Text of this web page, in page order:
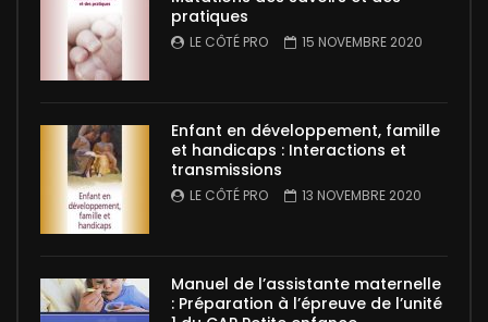
pratiques
LE CÔTÉ PRO 15 NOVEMBRE 2020
Enfant en développement, famille
et handicaps : Interactions et
transmissions
LE CÔTÉ PRO 13 NOVEMBRE 2020
Manuel de l’assistante maternelle
: Préparation à l’épreuve de l’unité